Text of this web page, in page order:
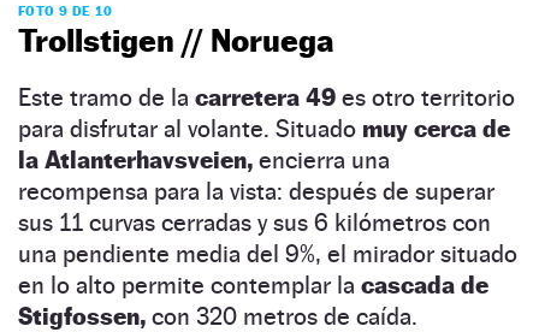
FOTO 9 DE 10
Trollstigen // Noruega
Este tramo de la carretera 49 es otro territorio
para disfrutar al volante. Situado muy cerca de
la Atlanterhavsveien, encierra una
recompensa para la vista: después de superar
sus 11 curvas cerradas y sus 6 kilómetros con
una pendiente media del 9%, el mirador situado
en lo alto permite contemplar la cascada de
Stigfossen, con 320 metros de caída.